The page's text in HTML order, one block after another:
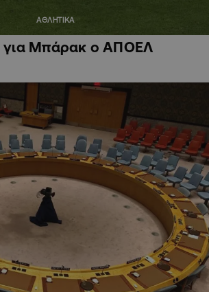
ΑΘΛΗΤΙΚΑ
για Μπάρακ ο ΑΠΟΕΛ